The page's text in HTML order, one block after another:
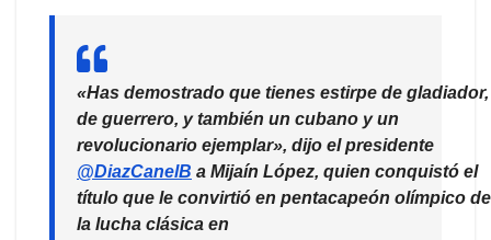
«Has demostrado que tienes estirpe de gladiador,
de guerrero, y también un cubano y un
revolucionario ejemplar», dijo el presidente
@DiazCanelB a Mijaín López, quien conquistó el
título que le convirtió en pentacapeón olímpico de
la lucha clásica en